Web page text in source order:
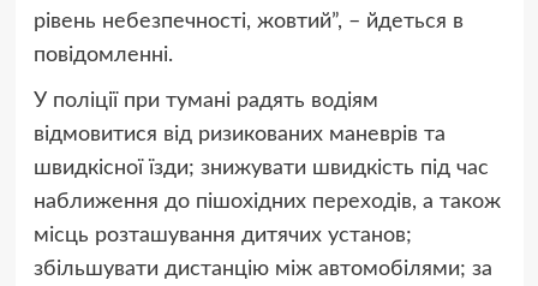
рівень небезпечності, жовтий”, – йдеться в
повідомленні.
У поліції при тумані радять водіям
відмовитися від ризикованих маневрів та
швидкісної їзди; знижувати швидкість під час
наближення до пішохідних переходів, а також
місць розташування дитячих установ;
збільшувати дистанцію між автомобілями; за